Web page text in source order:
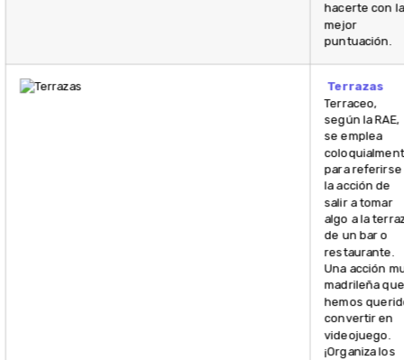
hacerte con la
mejor
puntuación.
Terrazas
Terraceo,
según la RAE,
se emplea
para referirse
la acción de
salir a tomar
algo a la
de un bar o
restaurante.
Una acción
madrileña que
hemos
convertir en
videojuego.
¡Organiza los